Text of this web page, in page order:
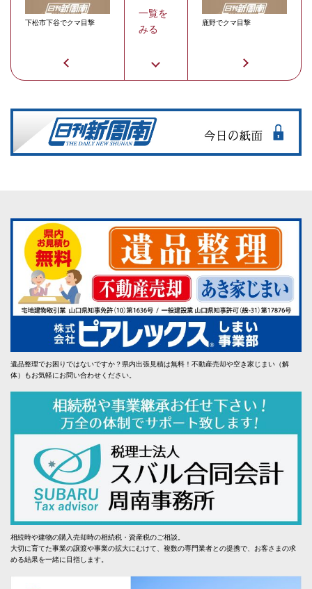
下松市下谷でクマ目撃
一覧を
みる
鹿野でクマ目撃
遺品整理でお困りではないですか？県内出張見積は無料！不動産売却や空き家じまい（解
体）もお気軽にお問い合わせください。
相続時や建物の購入売却時の相続税・資産税のご相談。
大切に育てた事業の譲渡や事業の拡大にむけて、複数の専門業者との提携で、お客さまの求
める結果を一緒に目指します。